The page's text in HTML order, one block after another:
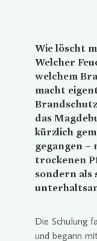
Wie löscht
Welcher
welchem
macht
das
kürzlich
gegangen –
trockenen
sondern als
Die Schulung
und begann